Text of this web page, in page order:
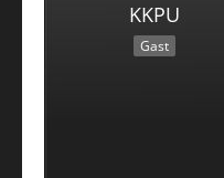
KKPU
Gast